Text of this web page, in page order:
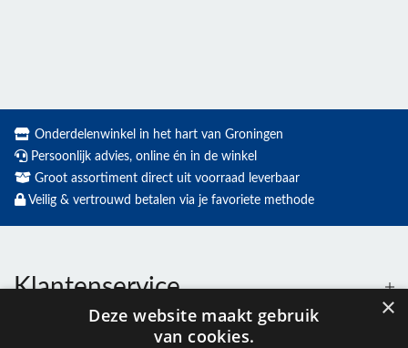
Onderdelenwinkel in het hart van Groningen
Persoonlijk advies, online én in de winkel
Groot assortiment direct uit voorraad leverbaar
Veilig & vertrouwd betalen via je favoriete methode
Klantenservice
×
Deze website maakt gebruik
van cookies.